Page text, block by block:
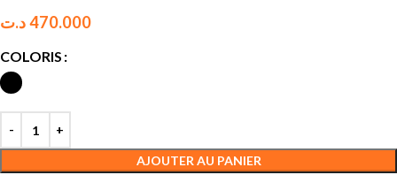
470.000د.ت
COLORIS
AJOUTER AU PANIER